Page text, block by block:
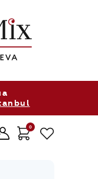
0